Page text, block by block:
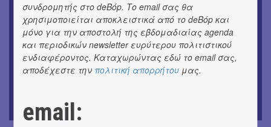
ΜΟΥΣΙΚΗ
9o Φεστιβάλ Στρογγύλη στη Σαντορίνη
ΘΕΑΤΡΟ / ΧΟΡΟΣ
«Ίων» του Ευρυπίδη
παρουσίαση του νέου album
συνδρομητής στο deBόp. Το email σας θα
χρησιμοποιείται αποκλειστικά από το deBόp και
μόνο για την αποστολή της εβδομαδιαίας agenda
και περιοδικών newsletter ευρύτερου πολιτιστικού
ενδιαφέροντος. Καταχωρώντας εδώ το email σας,
αποδέχεστε την πολιτική απορρήτου μας.
email: